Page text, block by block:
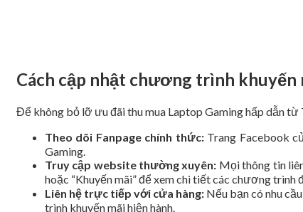
Cách cập nhật chương trình khuyến
Để không bỏ lỡ ưu đãi thu mua Laptop Gaming hấp dẫn
Theo dõi Fanpage chính thức:Trang Facebook
Gaming.
Truy cập website thường xuyên: Mọi thông tin
hoặc “Khuyến mãi” để xem chi tiết các chương trình
Liên hệ trực tiếp với cửa hàng: Nếu bạn có nhu
trình khuyến mãi hiện hành.